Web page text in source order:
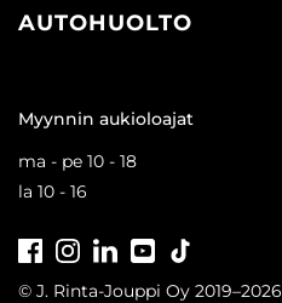
AUTOHUOLTO
Myynnin aukioloajat
ma - pe 10 - 18
la 10 - 16
FacebookInstagramLinkedInYoutube
© J. Rinta-Jouppi Oy 2019–2026